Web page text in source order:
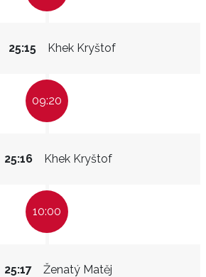
Khek Kryštof
25:15
09:20
Khek Kryštof
25:16
10:00
Ženatý Matěj
25:17